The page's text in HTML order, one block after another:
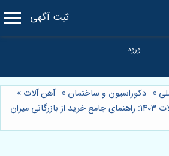
ثبت آگهی
» دکوراسیون و ساختمان » آهن آلات »
⭐️ قیمت ورق آهن و آهن آلات 1403: راهنمای جامع خرید از بازرگانی میران